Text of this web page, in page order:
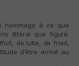
hommage à ce que
littéral que figuré.
de lutte, de froid,
d’être arrivé au